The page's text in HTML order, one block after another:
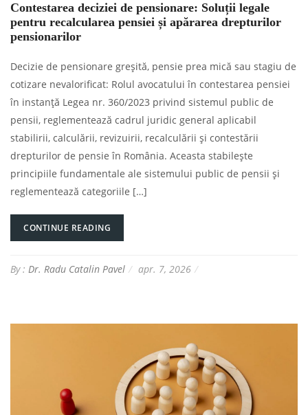
Contestarea deciziei de pensionare: Soluții legale
pentru recalcularea pensiei și apărarea drepturilor
pensionarilor
Decizie de pensionare greșită, pensie prea mică sau stagiu de
cotizare nevalorificat: Rolul avocatului în contestarea pensiei
în instanță Legea nr. 360/2023 privind sistemul public de
pensii, reglementează cadrul juridic general aplicabil
stabilirii, calculării, revizuirii, recalculării și contestării
drepturilor de pensie în România. Aceasta stabilește
principiile fundamentale ale sistemului public de pensii și
reglementează categoriile […]
CONTINUE READING
By : Dr. Radu Catalin Pavel apr. 7, 2026